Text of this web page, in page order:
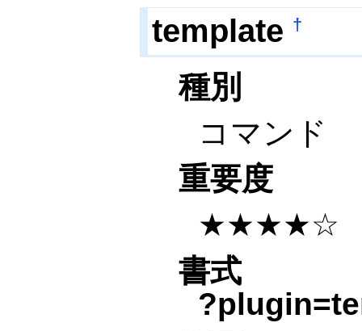
template †
種別
コマンド
重要度
★★★★☆
書式